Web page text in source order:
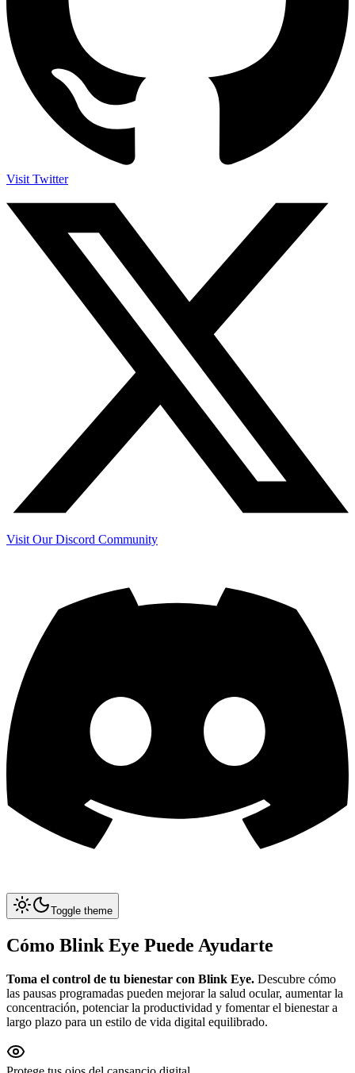
Visit Twitter
Visit Our Discord Community
Toggle theme
Cómo Blink Eye Puede Ayudarte
Toma el control de tu bienestar con Blink Eye. Descubre cómo
las pausas programadas pueden mejorar la salud ocular, aumentar la
concentración, potenciar la productividad y fomentar el bienestar a
largo plazo para un estilo de vida digital equilibrado.